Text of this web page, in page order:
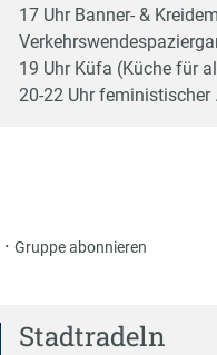
17 Uhr Banner- &
19 Uhr Küfa (Küche für
20-22 Uhr feministischer
· Gruppe abonnieren
Stadtradeln